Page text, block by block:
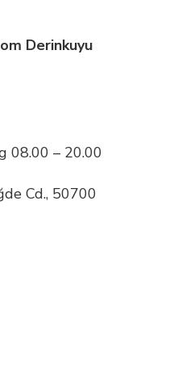
Derinkuyu
08.00 – 20.00
Cd., 50700